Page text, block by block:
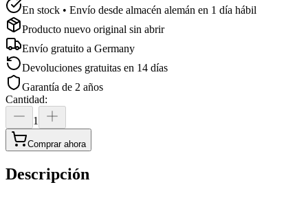
En stock • Envío desde almacén alemán en 1 día hábil
Producto nuevo original sin abrir
Envío gratuito a Germany
Devoluciones gratuitas en 14 días
Garantía de 2 años
Cantidad:
1
Comprar ahora
Descripción